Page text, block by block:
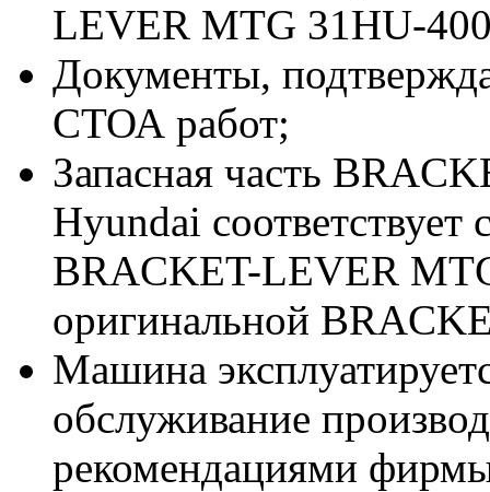
LEVER MTG 31HU-
Документы,
СТОА работ;
Запасная часть
Hyundai
BRACKET-LEVER
оригинальной
Машина
обслуживание
рекомендациями